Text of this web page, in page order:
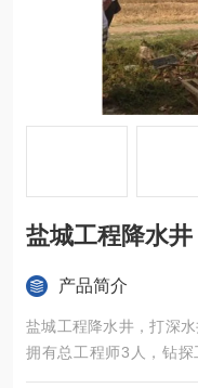
盐城工程降水
产品简介
盐城工程降水井，打深
拥有总工程师3人，钻探
人。拥有SPJ-300型水